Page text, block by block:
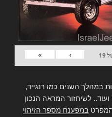
19
›
»
במהלך השנים כמו רנגייד,
ועוד.. לשיחזור המראה הנכון
במפענח מספר הזיהוי